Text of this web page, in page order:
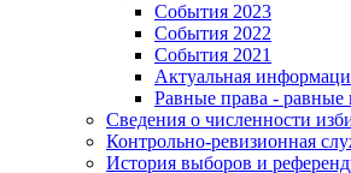
События 2023
События 2022
События 2021
Актуальная
Равные права - равные
Сведения о численности
Контрольно-ревизионная
История выборов и